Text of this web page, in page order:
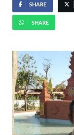
SHARE
SHARE